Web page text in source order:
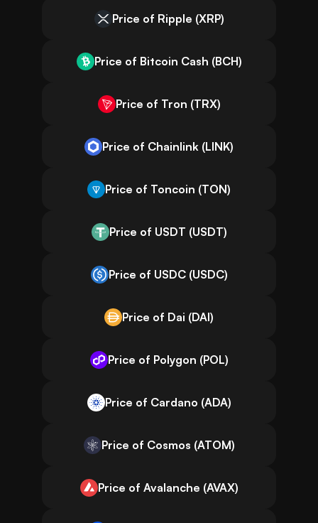
Price of Ripple (XRP)
Price of Bitcoin Cash (BCH)
Price of Tron (TRX)
Price of Chainlink (LINK)
Price of Toncoin (TON)
Price of USDT (USDT)
Price of USDC (USDC)
Price of Dai (DAI)
Price of Polygon (POL)
Price of Cardano (ADA)
Price of Cosmos (ATOM)
Price of Avalanche (AVAX)